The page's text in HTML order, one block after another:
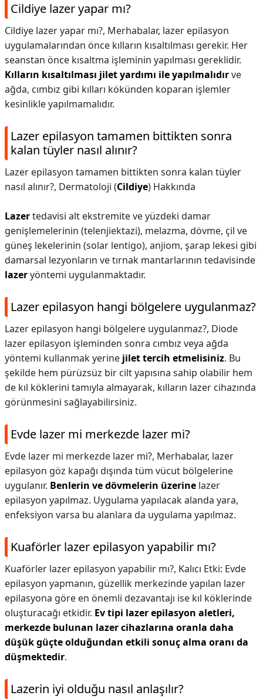
Cildiye lazer yapar mı?
Cildiye lazer yapar mı?, Merhabalar, lazer epilasyon
uygulamalarından önce kılların kısaltılması gerekir. Her
seanstan önce kısaltma işleminin yapılması gereklidir.
Kılların kısaltılması jilet yardımı ile yapılmalıdırve
ağda, cımbız gibi kılları kökünden koparan işlemler
kesinlikle yapılmamalıdır.
Lazer epilasyon tamamen bittikten sonra
kalan tüyler nasıl alınır?
Lazer epilasyon tamamen bittikten sonra kalan tüyler
nasıl alınır?, Dermatoloji (Cildiye) Hakkında
Lazertedavisi alt ekstremite ve yüzdeki damar
genişlemelerinin (telenjiektazi), melazma, dövme, çil ve
güneş lekelerinin (solar lentigo), anjiom, şarap lekesi gibi
damarsal lezyonların ve tırnak mantarlarının tedavisinde
lazeryöntemi uygulanmaktadır.
Lazer epilasyon hangi bölgelere uygulanmaz?
Lazer epilasyon hangi bölgelere uygulanmaz?, Diode
lazer epilasyon işleminden sonra cımbız veya ağda
yöntemi kullanmak yerine jilet tercih etmelisiniz. Bu
şekilde hem pürüzsüz bir cilt yapısına sahip olabilir hem
de kıl köklerini tamıyla almayarak, kılların lazer cihazında
görünmesini sağlayabilirsiniz.
Evde lazer mi merkezde lazer mi?
Evde lazer mi merkezde lazer mi?, Merhabalar, lazer
epilasyon göz kapağı dışında tüm vücut bölgelerine
uygulanır. Benlerin ve dövmelerin üzerine lazer
epilasyon yapılmaz. Uygulama yapılacak alanda yara,
enfeksiyon varsa bu alanlara da uygulama yapılmaz.
Kuaförler lazer epilasyon yapabilir mı?
Kuaförler lazer epilasyon yapabilir mı?, Kalıcı Etki: Evde
epilasyon yapmanın, güzellik merkezinde yapılan lazer
epilasyona göre en önemli dezavantajı ise kıl köklerinde
oluşturacağı etkidir. Ev tipi lazer epilasyon aletleri,
merkezde bulunan lazer cihazlarına oranla daha
düşük güçte olduğundan etkili sonuç alma oranı da
düşmektedir.
Lazerin iyi olduğu nasıl anlaşılır?